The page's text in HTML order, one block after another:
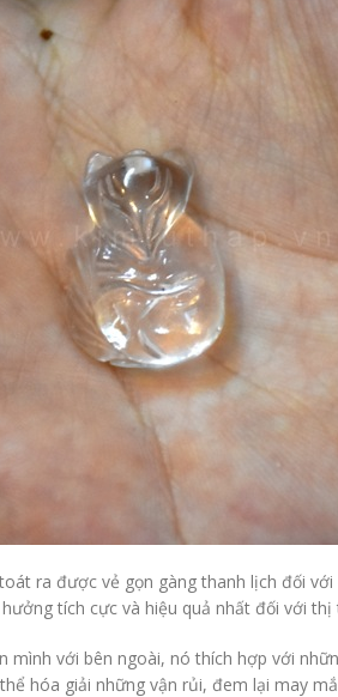
ra được vẻ gọn gàng thanh lịch đối
tích cực và hiệu quả nhất đối với
mình với bên ngoài, nó thích hợp với
hóa giải những vận rủi, đem lại may